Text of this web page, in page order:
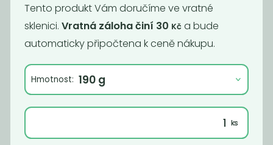
Puding
vanilkový BIO
399Kč/ Kg 399Kč/ Kg
Tento produkt Vám doručíme ve vratné
sklenici. Vratná záloha činí 30 Kč a bude
automaticky připočtena k ceně nákupu.
Hmotnost: